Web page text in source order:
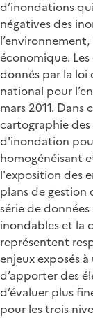
d’inondations
négatives des
économique.
donnés par la loi
national pour
mars 2011.
cartographie
d'inondation
homogénéisant
l'exposition des
plans de gestion
série de
inondables et la
représentent
enjeux exposés
d’apporter des
d’évaluer plus
pour les trois